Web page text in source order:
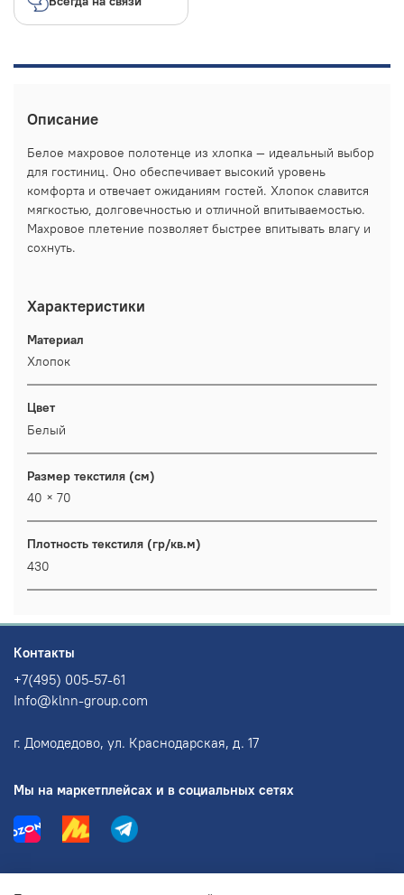
Описание
Белое махровое полотенце из хлопка — идеальный выбор
для гостиниц. Оно обеспечивает высокий уровень
комфорта и отвечает ожиданиям гостей. Хлопок славится
мягкостью, долговечностью и отличной впитываемостью.
Махровое плетение позволяет быстрее впитывать влагу и
сохнуть.
Характеристики
Материал
Хлопок
Цвет
Белый
Размер текстиля (см)
40 × 70
Плотность текстиля (гр/кв.м)
430
Контакты
+7(495) 005-57-61
Info@klnn-group.com
г. Домодедово, ул. Краснодарская, д. 17
Мы на маркетплейсах и в социальных сетях